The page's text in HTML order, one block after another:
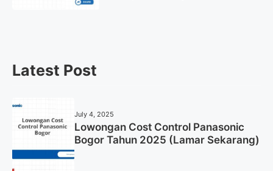
Latest Post
July 4, 2025
Lowongan Cost Control Panasonic
Bogor Tahun 2025 (Lamar Sekarang)